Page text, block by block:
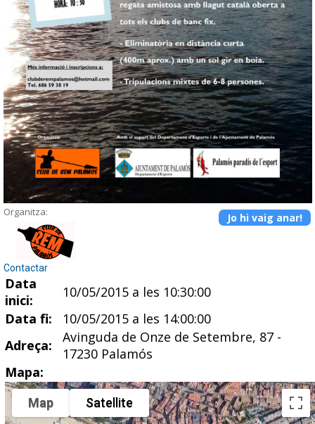
Organitza:
Contactar
Jo hi vaig anar!
Data
inici:
10/05/2015 a les 10:30:00
Data fi:
10/05/2015 a les 14:00:00
Adreça:
Avinguda de Onze de Setembre, 87 -
17230 Palamós
Mapa:
Map Satellite